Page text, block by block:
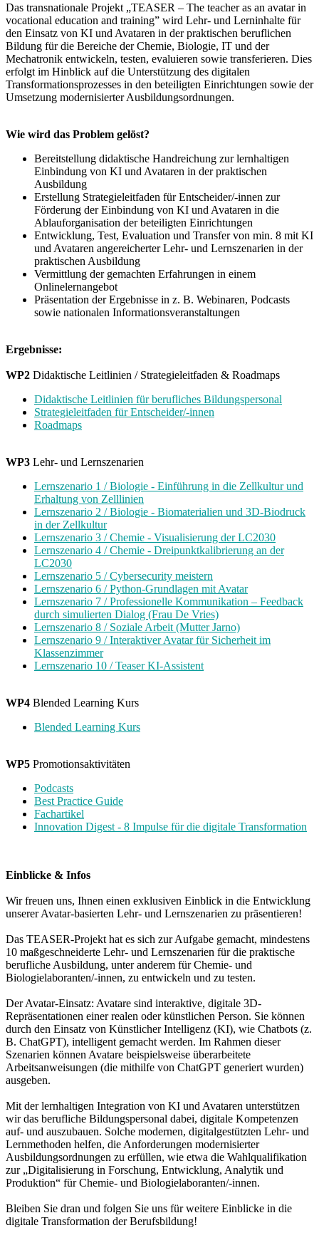
Das transnationale Projekt „TEASER – The teacher as an avatar in
vocational education and training” wird Lehr- und Lerninhalte für
den Einsatz von KI und Avataren in der praktischen beruflichen
Bildung für die Bereiche der Chemie, Biologie, IT und der
Mechatronik entwickeln, testen, evaluieren sowie transferieren. Dies
erfolgt im Hinblick auf die Unterstützung des digitalen
Transformationsprozesses in den beteiligten Einrichtungen sowie der
Umsetzung modernisierter Ausbildungsordnungen.
Wie wird das Problem gelöst?
Bereitstellung didaktische Handreichung zur lernhaltigen
Einbindung von KI und Avataren in der praktischen
Ausbildung
Erstellung Strategieleitfaden für Entscheider/-innen zur
Förderung der Einbindung von KI und Avataren in die
Ablauforganisation der beteiligten Einrichtungen
Entwicklung, Test, Evaluation und Transfer von min. 8 mit KI
und Avataren angereicherter Lehr- und Lernszenarien in der
praktischen Ausbildung
Vermittlung der gemachten Erfahrungen in einem
Onlinelernangebot
Präsentation der Ergebnisse in z. B. Webinaren, Podcasts
sowie nationalen Informationsveranstaltungen
Ergebnisse:
WP2 Didaktische Leitlinien / Strategieleitfaden & Roadmaps
Didaktische Leitlinien für berufliches Bildungspersonal
Strategieleitfaden für Entscheider/-innen
Roadmaps
WP3 Lehr- und Lernszenarien
Lernszenario 1 / Biologie - Einführung in die Zellkultur und
Erhaltung von Zelllinien
Lernszenario 2 / Biologie - Biomaterialien und 3D-Biodruck
in der Zellkultur
Lernszenario 3 / Chemie - Visualisierung der LC2030
Lernszenario 4 / Chemie - Dreipunktkalibrierung an der
LC2030
Lernszenario 5 / Cybersecurity meistern
Lernszenario 6 / Python-Grundlagen mit Avatar
Lernszenario 7 / Professionelle Kommunikation – Feedback
durch simulierten Dialog (Frau De Vries)
Lernszenario 8 / Soziale Arbeit (Mutter Jarno)
Lernszenario 9 / Interaktiver Avatar für Sicherheit im
Klassenzimmer
Lernszenario 10 / Teaser KI-Assistent
WP4 Blended Learning Kurs
Blended Learning Kurs
WP5 Promotionsaktivitäten
Podcasts
Best Practice Guide
Fachartikel
Innovation Digest - 8 Impulse für die digitale Transformation
Einblicke & Infos
Wir freuen uns, Ihnen einen exklusiven Einblick in die Entwicklung
unserer Avatar-basierten Lehr- und Lernszenarien zu präsentieren!
Das TEASER-Projekt hat es sich zur Aufgabe gemacht, mindestens
10 maßgeschneiderte Lehr- und Lernszenarien für die praktische
berufliche Ausbildung, unter anderem für Chemie- und
Biologielaboranten/-innen, zu entwickeln und zu testen.
Der Avatar-Einsatz: Avatare sind interaktive, digitale 3D-
Repräsentationen einer realen oder künstlichen Person. Sie können
durch den Einsatz von Künstlicher Intelligenz (KI), wie Chatbots (z.
B. ChatGPT), intelligent gemacht werden. Im Rahmen dieser
Szenarien können Avatare beispielsweise überarbeitete
Arbeitsanweisungen (die mithilfe von ChatGPT generiert wurden)
ausgeben.
Mit der lernhaltigen Integration von KI und Avataren unterstützen
wir das berufliche Bildungspersonal dabei, digitale Kompetenzen
auf- und auszubauen. Solche modernen, digitalgestützten Lehr- und
Lernmethoden helfen, die Anforderungen modernisierter
Ausbildungsordnungen zu erfüllen, wie etwa die Wahlqualifikation
zur „Digitalisierung in Forschung, Entwicklung, Analytik und
Produktion“ für Chemie- und Biologielaboranten/-innen.
Bleiben Sie dran und folgen Sie uns für weitere Einblicke in die
digitale Transformation der Berufsbildung!